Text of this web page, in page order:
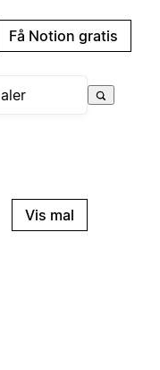
Få Notion gratis
Vis mal